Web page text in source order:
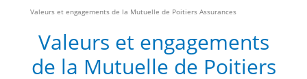
Valeurs et engagements de la Mutuelle de Poitiers Assurances
Valeurs et engagements
de la Mutuelle de Poitiers